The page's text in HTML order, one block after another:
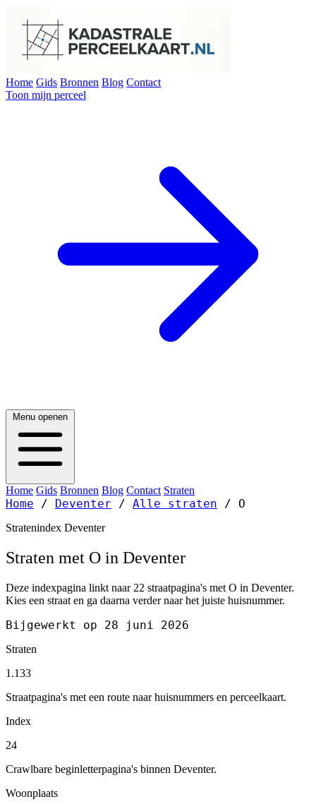
Home Gids Bronnen Blog Contact
Toon mijn perceel
Menu openen
Home Gids Bronnen Blog Contact Straten
Home / Deventer / Alle straten / O
Stratenindex Deventer
Straten met O in Deventer
Deze indexpagina linkt naar 22 straatpagina's met O in Deventer.
Kies een straat en ga daarna verder naar het juiste huisnummer.
Bijgewerkt op 28 juni 2026
Straten
1.133
Straatpagina's met een route naar huisnummers en perceelkaart.
Index
24
Crawlbare beginletterpagina's binnen Deventer.
Woonplaats